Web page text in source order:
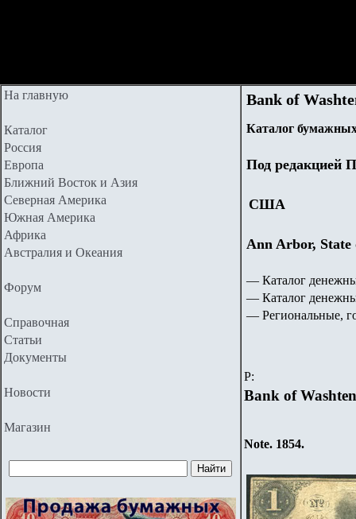
На главную
Каталог
Россия
Европа
Ближний Восток и Азия
Северная Америка
Южная Америка
Африка
Австралия и Океания
Форум
Справочная
Статьи
Документы
Новости
Магазин
Bank of
Каталог
Под редакцией
США
Ann Arbor,
— Каталог
— Каталог
— Региональные,
P:
Bank of
Note. 1854.